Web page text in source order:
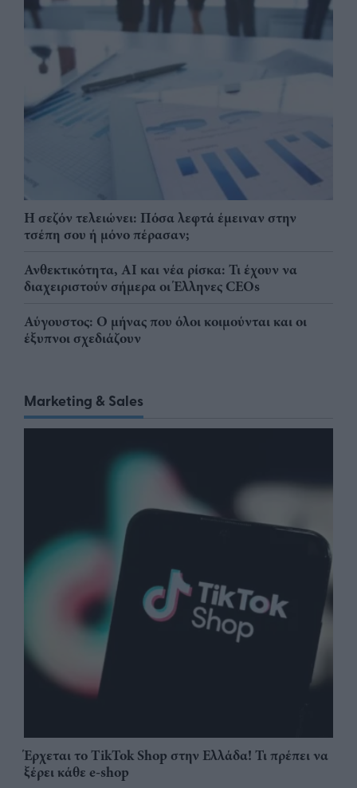
Η σεζόν τελειώνει: Πόσα λεφτά έμειναν στην
τσέπη σου ή μόνο πέρασαν;
Ανθεκτικότητα, AI και νέα ρίσκα: Τι έχουν να
διαχειριστούν σήμερα οι Έλληνες CEOs
Αύγουστος: Ο μήνας που όλοι κοιμούνται και οι
έξυπνοι σχεδιάζουν
Marketing & Sales
Έρχεται το TikTok Shop στην Ελλάδα! Τι πρέπει να
ξέρει κάθε e-shop